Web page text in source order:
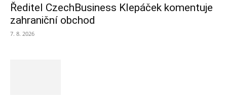
Ředitel CzechBusiness Klepáček komentuje
zahraniční obchod
7. 8. 2026